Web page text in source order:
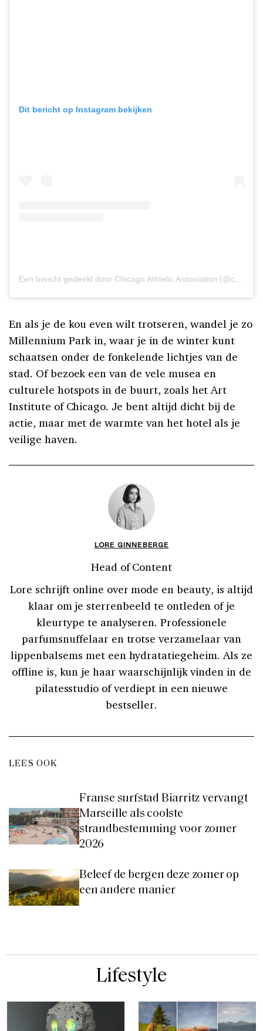
Dit bericht op Instagram bekijken
En als je de kou even wilt trotseren, wandel je zo
Millennium Park in, waar je in de winter kunt
schaatsen onder de fonkelende lichtjes van de
stad. Of bezoek een van de vele musea en
culturele hotspots in de buurt, zoals het Art
Institute of Chicago. Je bent altijd dicht bij de
actie, maar met de warmte van het hotel als je
veilige haven.
LORE GINNEBERGE
Head of Content
Lore schrijft online over mode en beauty, is altijd
klaar om je sterrenbeeld te ontleden of je
kleurtype te analyseren. Professionele
parfumsnuffelaar en trotse verzamelaar van
lippenbalsems met een hydratatiegeheim. Als ze
offline is, kun je haar waarschijnlijk vinden in de
pilatesstudio of verdiept in een nieuwe
bestseller.
LEES OOK
Franse surfstad Biarritz vervangt
Marseille als coolste
strandbestemming voor zomer
2026
Beleef de bergen deze zomer op
een andere manier
Lifestyle